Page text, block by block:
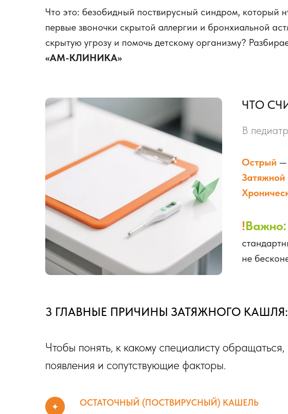
Что это: безобидный поствирусный синдром, который
первые звоночки скрытой аллергии и бронхиальной
скрытую угрозу и помочь детскому организму?
«АМ-КЛИНИКА»
ЧТО
В
Острый —
!Важно:
не
3 ГЛАВНЫЕ ПРИЧИНЫ ЗАТЯЖНОГО
Чтобы понять, к какому специалисту
появления и сопутствующие факторы.
ОСТАТОЧНЫЙ (ПОСТВИРУСНЫЙ) КАШЕЛЬ